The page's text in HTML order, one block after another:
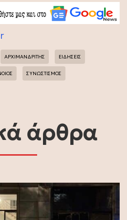
ΑΡΧΙΜΑΝΔΡΙΤΗΣ ΕΙΔΗΣΕΙΣ
ΣΥΝΩΣΤΙΣΜΟΣ
άρθρα